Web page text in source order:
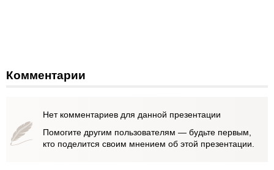
Комментарии
Нет комментариев для данной презентации
Помогите другим пользователям — будьте первым,
кто поделится своим мнением об этой презентации.